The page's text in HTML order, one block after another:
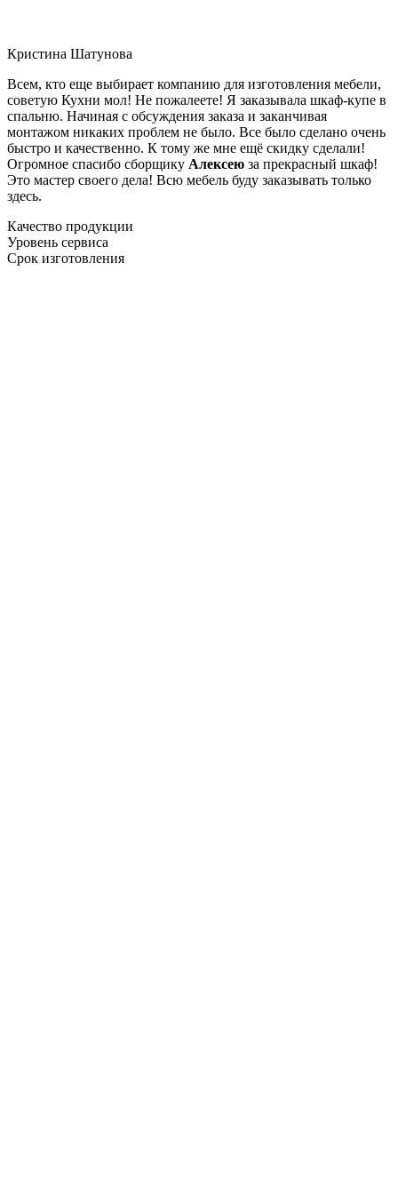
Кристина Шатунова
Всем, кто еще выбирает компанию для изготовления мебели,
советую Кухни мол! Не пожалеете! Я заказывала шкаф-купе в
спальню. Начиная с обсуждения заказа и заканчивая
монтажом никаких проблем не было. Все было сделано очень
быстро и качественно. К тому же мне ещё скидку сделали!
Огромное спасибо сборщику Алексею за прекрасный шкаф!
Это мастер своего дела! Всю мебель буду заказывать только
здесь.
Качество продукции
Уровень сервиса
Срок изготовления